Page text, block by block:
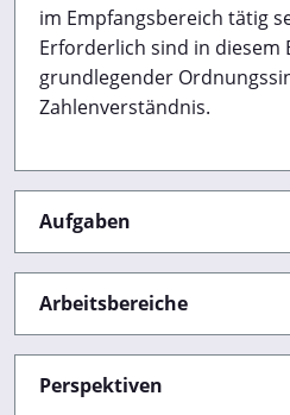
im Empfangsbereich tätig
Erforderlich sind in diesem
grundlegender
Zahlenverständnis.
Aufgaben
Arbeitsbereiche
Perspektiven